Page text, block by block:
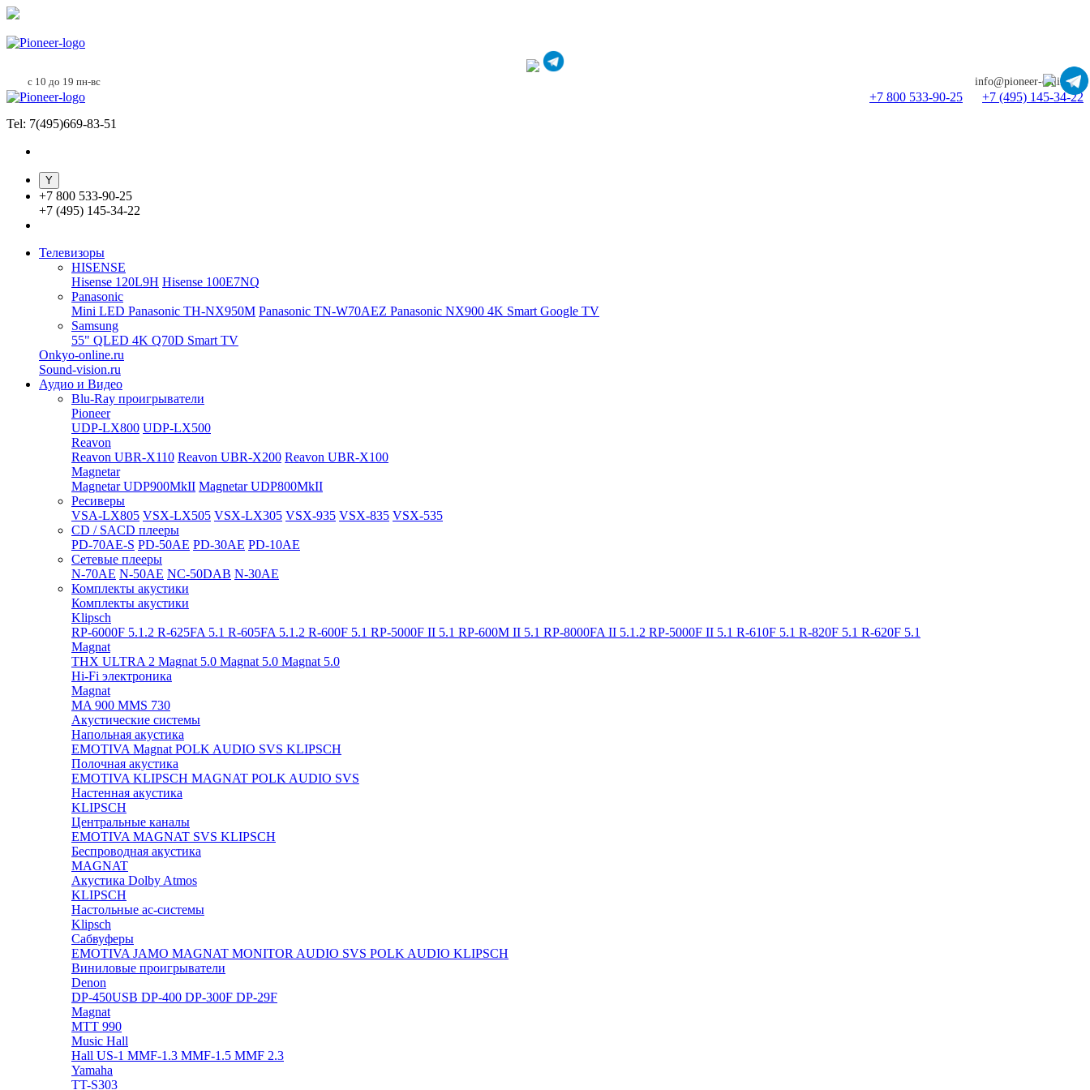
с 10 до 19 пн-вс info@pioneer-online.ru
+7 800 533-90-25
+7 (495) 145-34-22
Tel: 7(495)669-83-51
+7 800 533-90-25
+7 (495) 145-34-22
Телевизоры
HISENSE
Hisense 120L9H Hisense 100E7NQ
Panasonic
Mini LED Panasonic TH-NX950M Panasonic TN-W70AEZ Panasonic NX900 4K Smart Google TV
Samsung
55" QLED 4K Q70D Smart TV
Onkyo-online.ru
Sound-vision.ru
Аудио и Видео
Blu-Ray проигрыватели
Pioneer
UDP-LX800 UDP-LX500
Reavon
Reavon UBR-X110 Reavon UBR-X200 Reavon UBR-X100
Magnetar
Magnetar UDP900MkII Magnetar UDP800MkII
Ресиверы
VSA-LX805 VSX-LX505 VSX-LX305 VSX-935 VSX-835 VSX-535
CD / SACD плееры
PD-70AE-S PD-50AE PD-30AE PD-10AE
Сетевые плееры
N-70AE N-50AE NC-50DAB N-30AE
Комплекты акустики
Комплекты акустики
Klipsch
RP-6000F 5.1.2 R-625FA 5.1 R-605FA 5.1.2 R-600F 5.1 RP-5000F II 5.1 RP-600M II 5.1 RP-8000FA II 5.1.2 RP-5000F II 5.1 R-610F 5.1 R-820F 5.1 R-620F 5.1
Magnat
THX ULTRA 2 Magnat 5.0 Magnat 5.0 Magnat 5.0
Hi-Fi электроника
Magnat
MA 900 MMS 730
Акустические системы
Напольная акустика
EMOTIVA Magnat POLK AUDIO SVS KLIPSCH
Полочная акустика
EMOTIVA KLIPSCH MAGNAT POLK AUDIO SVS
Настенная акустика
KLIPSCH
Центральные каналы
EMOTIVA MAGNAT SVS KLIPSCH
Беспроводная акустика
MAGNAT
Акустика Dolby Atmos
KLIPSCH
Настольные ас-системы
Klipsch
Сабвуферы
EMOTIVA JAMO MAGNAT MONITOR AUDIO SVS POLK AUDIO KLIPSCH
Виниловые проигрыватели
Denon
DP-450USB DP-400 DP-300F DP-29F
Magnat
MTT 990
Music Hall
Hall US-1 MMF-1.3 MMF-1.5 MMF 2.3
Yamaha
TT-S303